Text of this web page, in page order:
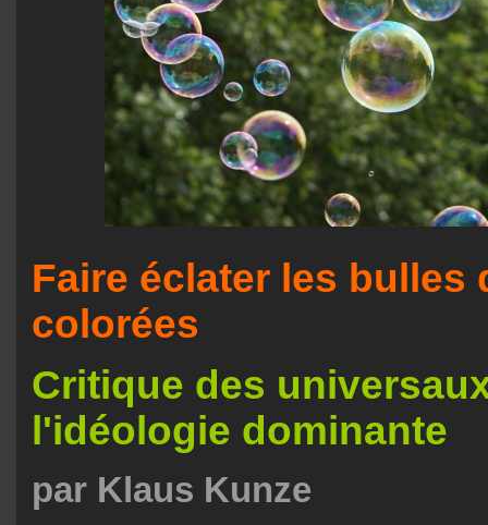
Faire éclater les bulles
colorées
Critique des
l'idéologie dominante
par Klaus Kunze